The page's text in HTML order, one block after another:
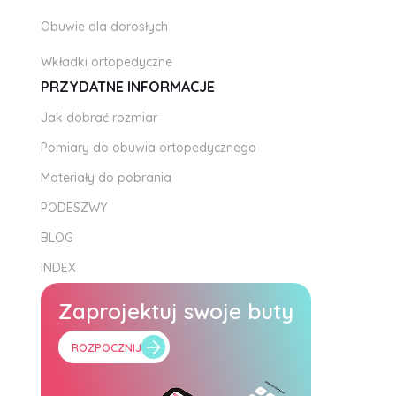
Obuwie dla dorosłych
Wkładki ortopedyczne
PRZYDATNE INFORMACJE
Jak dobrać rozmiar
Pomiary do obuwia ortopedycznego
Materiały do pobrania
PODESZWY
BLOG
INDEX
Zaprojektuj swoje buty
ROZPOCZNIJ